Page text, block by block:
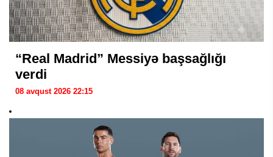
“Real Madrid” Messiyə başsağlığı
verdi
08 avqust 2026 22:15